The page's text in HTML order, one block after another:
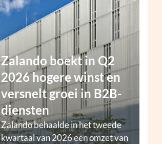
Zalando boekt in Q2
2026 hogere winst en
versnelt groei in B2B-
diensten
Zalando behaalde in het tweede
kwartaal van 2026 een omzet van